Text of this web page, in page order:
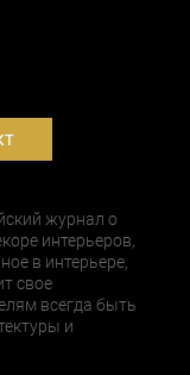
журнал о
интерьеров,
в интерьере,
свое
всегда быть
и